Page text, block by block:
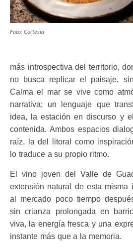
Foto: Cortesía
más introspectiva del territorio,
no busca replicar el paisaje,
Calma el mar se vive como
narrativa; un lenguaje que
idea, la estación en discurso y
contenida. Ambos espacios
raíz, la del litoral como
lo traduce a su propio ritmo.
El vino joven del Valle de
extensión natural de esta misma
al mercado poco tiempo
sin crianza prolongada en
viva, la energía fresca y una
instante más que a la memoria.